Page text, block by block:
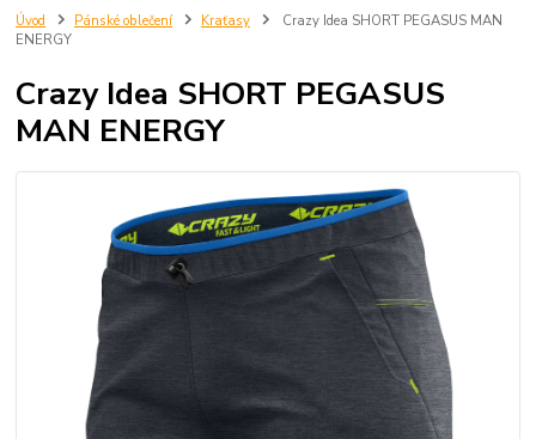
Úvod Pánské oblečení Kraťasy
Crazy Idea SHORT PEGASUS MAN
ENERGY
Crazy Idea SHORT PEGASUS
MAN ENERGY